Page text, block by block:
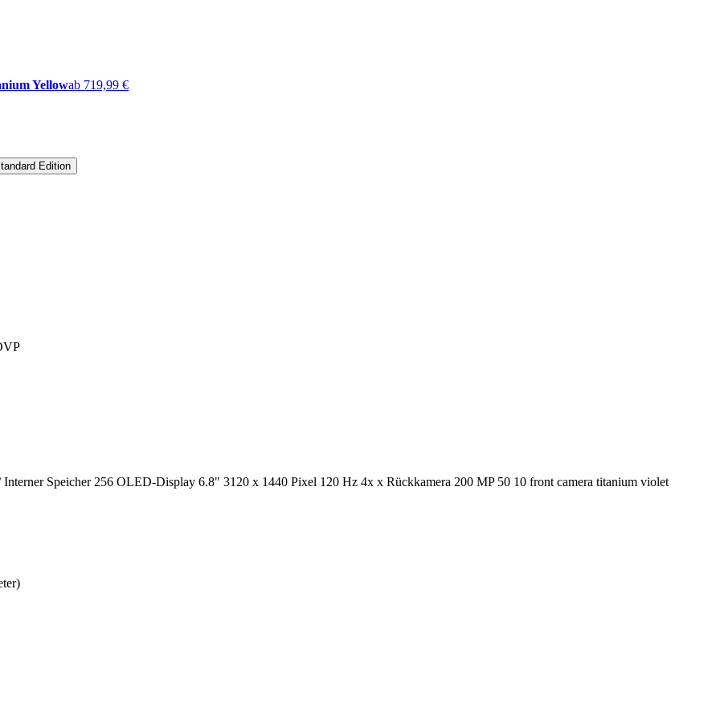
Yellowab 719,99 €
Edition
Speicher 256 OLED-Display 6.8" 3120 x 1440 Pixel 120 Hz 4x x Rückkamera 200 MP 50 10 front camera titanium violet